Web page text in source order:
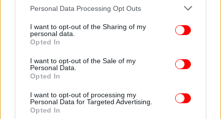
Please note that this website/app uses one or more Google
not limited to your visit or usage behaviour. You may click to
grant or deny consent to Google and its third-party tags to
use your data for below specified purposes in below Google
consent section.
Personal Data Processing Opt Outs
I want to opt-out of the Sharing of my
personal data.
Opted In
I want to opt-out of the Sale of my
Personal Data.
Opted In
I want to opt-out of processing my
Personal Data for Targeted Advertising.
Opted In
Αναφερόμενη στη δική της πορεία η ηθοποιός
τόνισε πόσο σημαντική είναι η εκπροσώπηση.
«Όταν μεγάλωνα, δεν έβλεπα τον εαυτό μου σε
διαφημίσεις για brand όπως ο οίκος Chanel. Αυτό
είχε ως αποτέλεσμα να περάσω αρκετά την κρίση
κόσμο» αποκάλυψε.